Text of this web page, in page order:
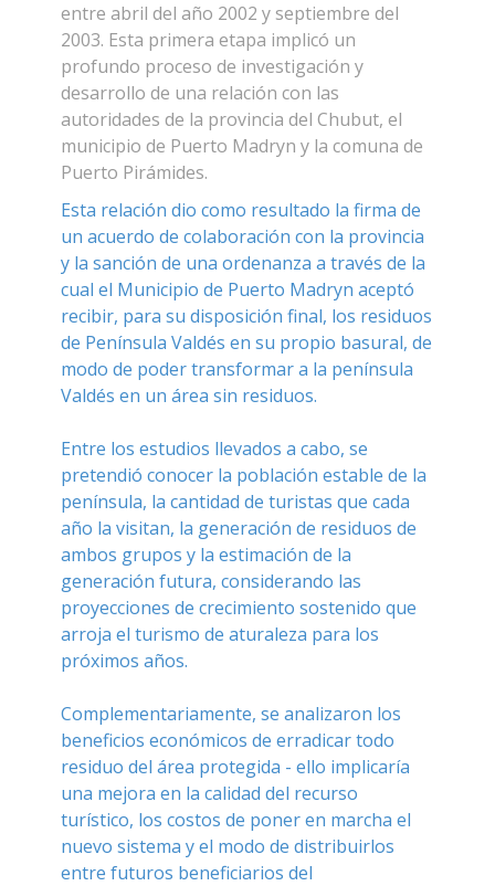
entre abril del año 2002 y septiembre del
2003. Esta primera etapa implicó un
profundo proceso de investigación y
desarrollo de una relación con las
autoridades de la provincia del Chubut, el
municipio de Puerto Madryn y la comuna de
Puerto Pirámides.
Esta relación dio como resultado la firma de
un acuerdo de colaboración con la provincia
y la sanción de una ordenanza a través de la
cual el Municipio de Puerto Madryn aceptó
recibir, para su disposición final, los residuos
de Península Valdés en su propio basural, de
modo de poder transformar a la península
Valdés en un área sin residuos.
Entre los estudios llevados a cabo, se
pretendió conocer la población estable de la
península, la cantidad de turistas que cada
año la visitan, la generación de residuos de
ambos grupos y la estimación de la
generación futura, considerando las
proyecciones de crecimiento sostenido que
arroja el turismo de aturaleza para los
próximos años.
Complementariamente, se analizaron los
beneficios económicos de erradicar todo
residuo del área protegida - ello implicaría
una mejora en la calidad del recurso
turístico, los costos de poner en marcha el
nuevo sistema y el modo de distribuirlos
entre futuros beneficiarios del